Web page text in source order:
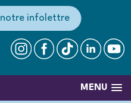
notre infolettre
MENU